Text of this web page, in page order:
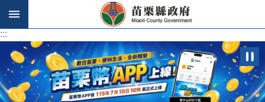
跳到主要內容區塊
:::